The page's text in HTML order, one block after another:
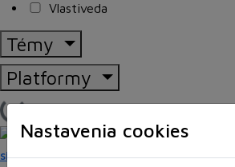
Nastavenia cookies
Vlastiveda
Témy
Platformy